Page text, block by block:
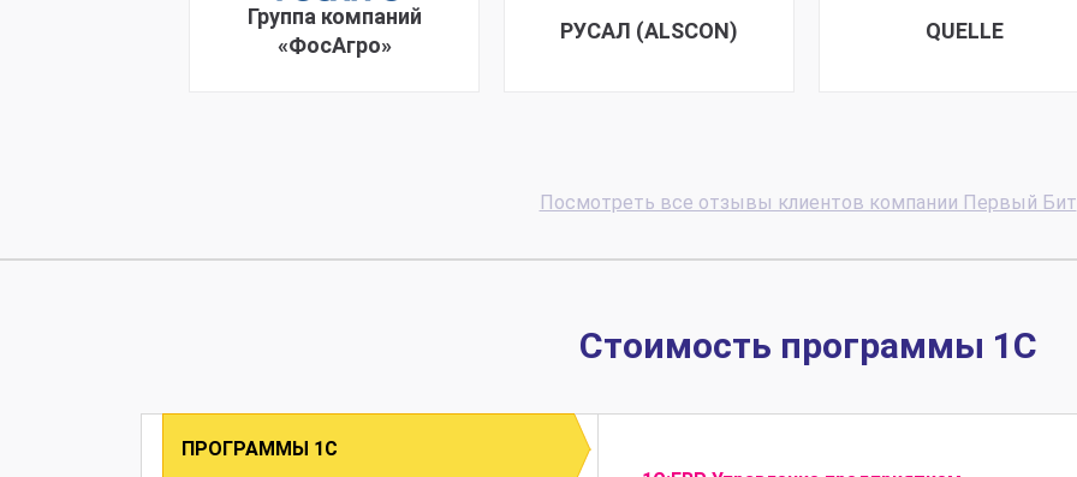
Группа компаний
«ФосАгро»
РУСАЛ (ALSCON) QUELLE
Посмотреть все отзывы клиентов компании Первый Бит
Стоимость программы 1C
ПРОГРАММЫ 1C